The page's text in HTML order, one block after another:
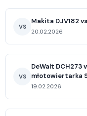
VS
Makita DJV182
20.02.2026
VS
DeWalt DCH273
młotowiertarka
19.02.2026